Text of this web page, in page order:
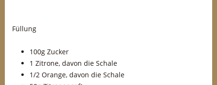
Füllung
100g Zucker
1 Zitrone, davon die Schale
1/2 Orange, davon die Schale